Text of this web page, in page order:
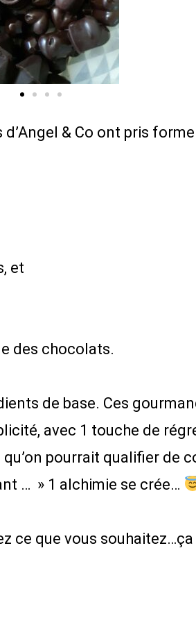
& Co ont pris
et
des chocolats.
de base. Ces
avec 1 touche de
pourrait qualifier de
… » 1 alchimie se crée…
ce que vous